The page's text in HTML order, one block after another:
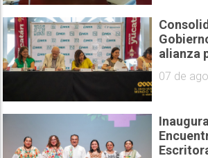
alianza
07 de